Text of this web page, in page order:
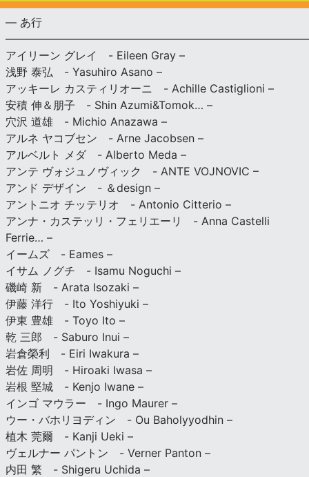
— あ行
アイリーン グレイ - Eileen Gray –
浅野 泰弘 - Yasuhiro Asano –
アッキーレ カスティリオーニ - Achille Castiglioni –
安積 伸＆朋子 - Shin Azumi&Tomok… –
穴沢 道雄 - Michio Anazawa –
アルネ ヤコブセン - Arne Jacobsen –
アルベルト メダ - Alberto Meda –
アンテ ヴォジュノヴィック - ANTE VOJNOVIC –
アンド デザイン - ＆design –
アントニオ チッテリオ - Antonio Citterio –
アンナ・カステッリ・フェリエーリ - Anna Castelli
Ferrie… –
イームズ - Eames –
イサム ノグチ - Isamu Noguchi –
磯崎 新 - Arata Isozaki –
伊藤 洋行 - Ito Yoshiyuki –
伊東 豊雄 - Toyo Ito –
乾 三郎 - Saburo Inui –
岩倉榮利 - Eiri Iwakura –
岩佐 周明 - Hiroaki Iwasa –
岩根 堅城 - Kenjo Iwane –
インゴ マウラー - Ingo Maurer –
ウー・バホリヨディン - Ou Baholyyodhin –
植木 莞爾 - Kanji Ueki –
ヴェルナー パントン - Verner Panton –
内田 繁 - Shigeru Uchida –